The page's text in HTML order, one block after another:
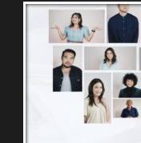
จะได้เห็นและได้เข้าใ
ให้เราVerse 2: พระ
จะได้เห็นเชื่อพระสัญ
ไปBridge: ถึงแม้โลก
พระองค์ Tag: พระอง
ปิยะกุลComposer:
ศักดิ์สิทธิ์ เวชสุภาพร
เวชสุภาพรElectric
กุลDrums: สรรเสริญ